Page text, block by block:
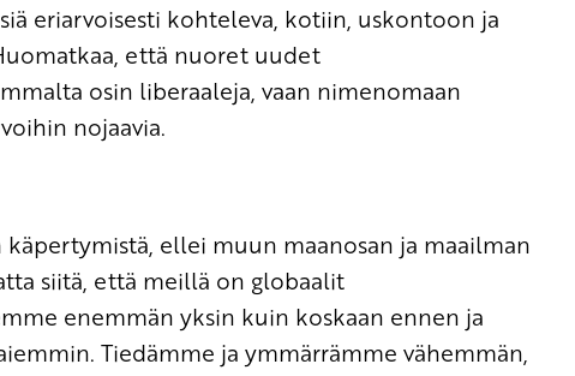
eriarvoisesti kohteleva, kotiin, uskontoon ja
että nuoret uudet
osin liberaaleja, vaan nimenomaan
nojaavia.
ellei muun maanosan ja maailman
siitä, että meillä on globaalit
enemmän yksin kuin koskaan ennen ja
Tiedämme ja ymmärrämme vähemmän,